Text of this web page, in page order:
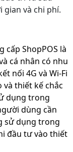
gian và chi phí.
cấp ShopPOS là
cá nhân có nhu
nối 4G và Wi-Fi
thiết kế chắc
dụng trong
dùng cần
sử dụng trong
đầu tư vào thiết